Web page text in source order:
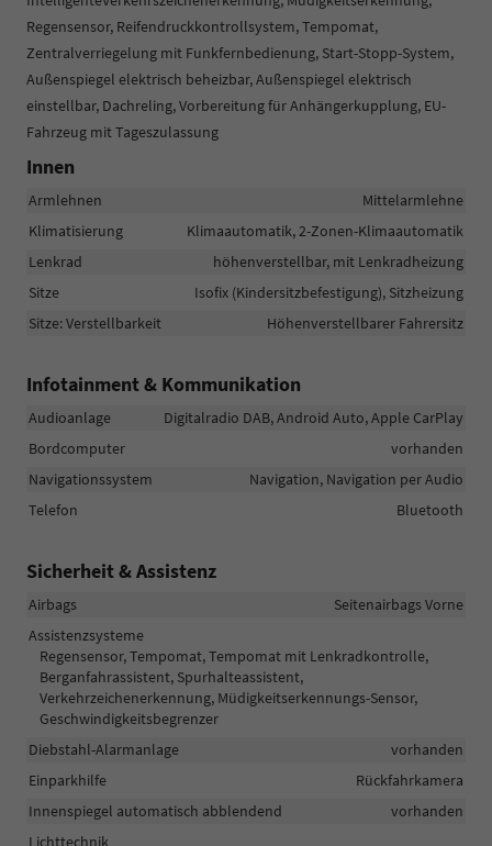
Regensensor, Reifendruckkontrollsystem, Tempomat,
Zentralverriegelung mit Funkfernbedienung, Start-Stopp-System,
Außenspiegel elektrisch beheizbar, Außenspiegel elektrisch
einstellbar, Dachreling, Vorbereitung für Anhängerkupplung, EU-
Fahrzeug mit Tageszulassung
Innen
Armlehnen
Mittelarmlehne
Klimatisierung
Klimaautomatik, 2-Zonen-Klimaautomatik
Lenkrad
höhenverstellbar, mit Lenkradheizung
Sitze
Isofix (Kindersitzbefestigung), Sitzheizung
Sitze: Verstellbarkeit
Höhenverstellbarer Fahrersitz
Infotainment & Kommunikation
Audioanlage
Digitalradio DAB, Android Auto, Apple CarPlay
Bordcomputer
vorhanden
Navigationssystem
Navigation, Navigation per Audio
Telefon
Bluetooth
Sicherheit & Assistenz
Airbags
Seitenairbags Vorne
Assistenzsysteme
Regensensor, Tempomat, Tempomat mit Lenkradkontrolle,
Berganfahrassistent, Spurhalteassistent,
Verkehrzeichenerkennung, Müdigkeitserkennungs-Sensor,
Geschwindigkeitsbegrenzer
Diebstahl-Alarmanlage
vorhanden
Einparkhilfe
Rückfahrkamera
Innenspiegel automatisch abblendend
vorhanden
Lichttechnik